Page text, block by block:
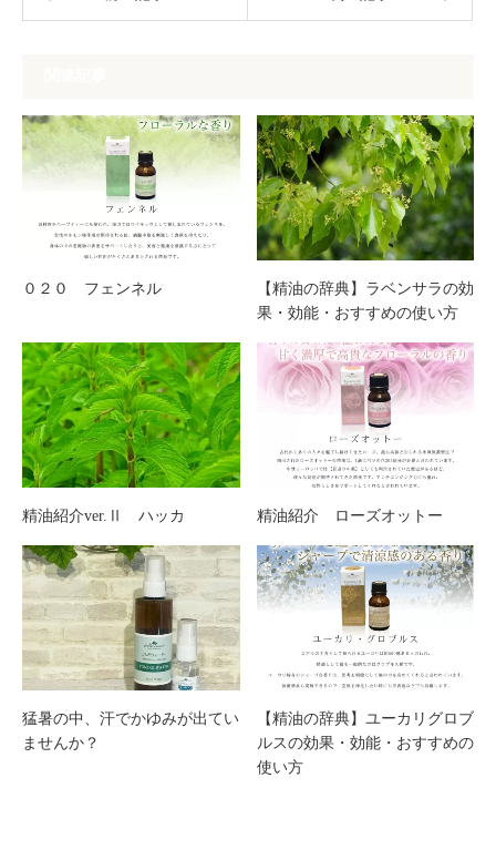
０２０ フェンネル
【精油の辞典】ラベンサラの効
果・効能・おすすめの使い方
精油紹介ver.Ⅱ ハッカ 精油紹介 ローズオットー
猛暑の中、汗でかゆみが出てい
ませんか？
【精油の辞典】ユーカリグロブ
ルスの効果・効能・おすすめの
使い方